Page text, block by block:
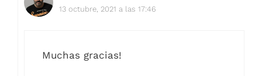
13 octubre, 2021 a las 17:46
Muchas gracias!